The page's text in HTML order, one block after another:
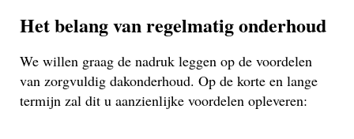
Het belang van regelmatig onderhoud
We willen graag de nadruk leggen op de voordelen
van zorgvuldig dakonderhoud. Op de korte en lange
termijn zal dit u aanzienlijke voordelen opleveren: